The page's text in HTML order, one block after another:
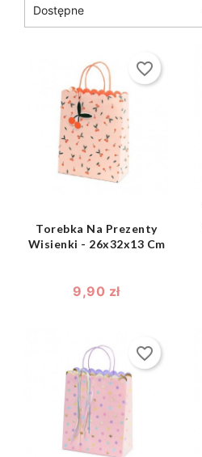
Dostępne
shopping_bag 
Torebka Na Prezenty
Wisienki - 26x32x13 Cm
9,90 zł
favorite_border
shopping_bag 
favorite_border